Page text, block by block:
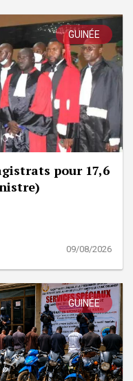
GUINÉE
pour 17,6
09/08/2026
GUINÉE